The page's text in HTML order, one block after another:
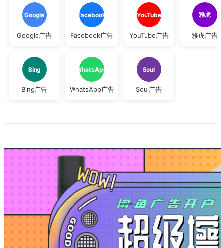
Google
Google广告
Facebook
Facebook广告
YouTube
YouTube广告
雅虎
雅虎广告
Bing
Bing广告
WhatsApp
WhatsApp广告
Soul
Soul广告